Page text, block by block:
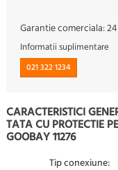
Garantie comerciala:
Informatii suplimentare
021 322 1234
CARACTERISTICI
TATA CU PROTECTIE
GOOBAY 11276
Tip conexiune: